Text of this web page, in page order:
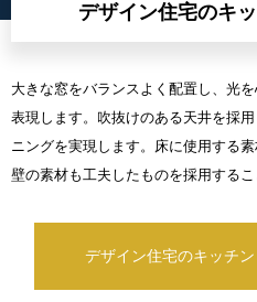
デザイン住宅のキ
大きな窓をバランスよく配置し、光
表現します。吹抜けのある天井を採
ニングを実現します。床に使用する
壁の素材も工夫したものを採用するこ
デザイン住宅のキッチ